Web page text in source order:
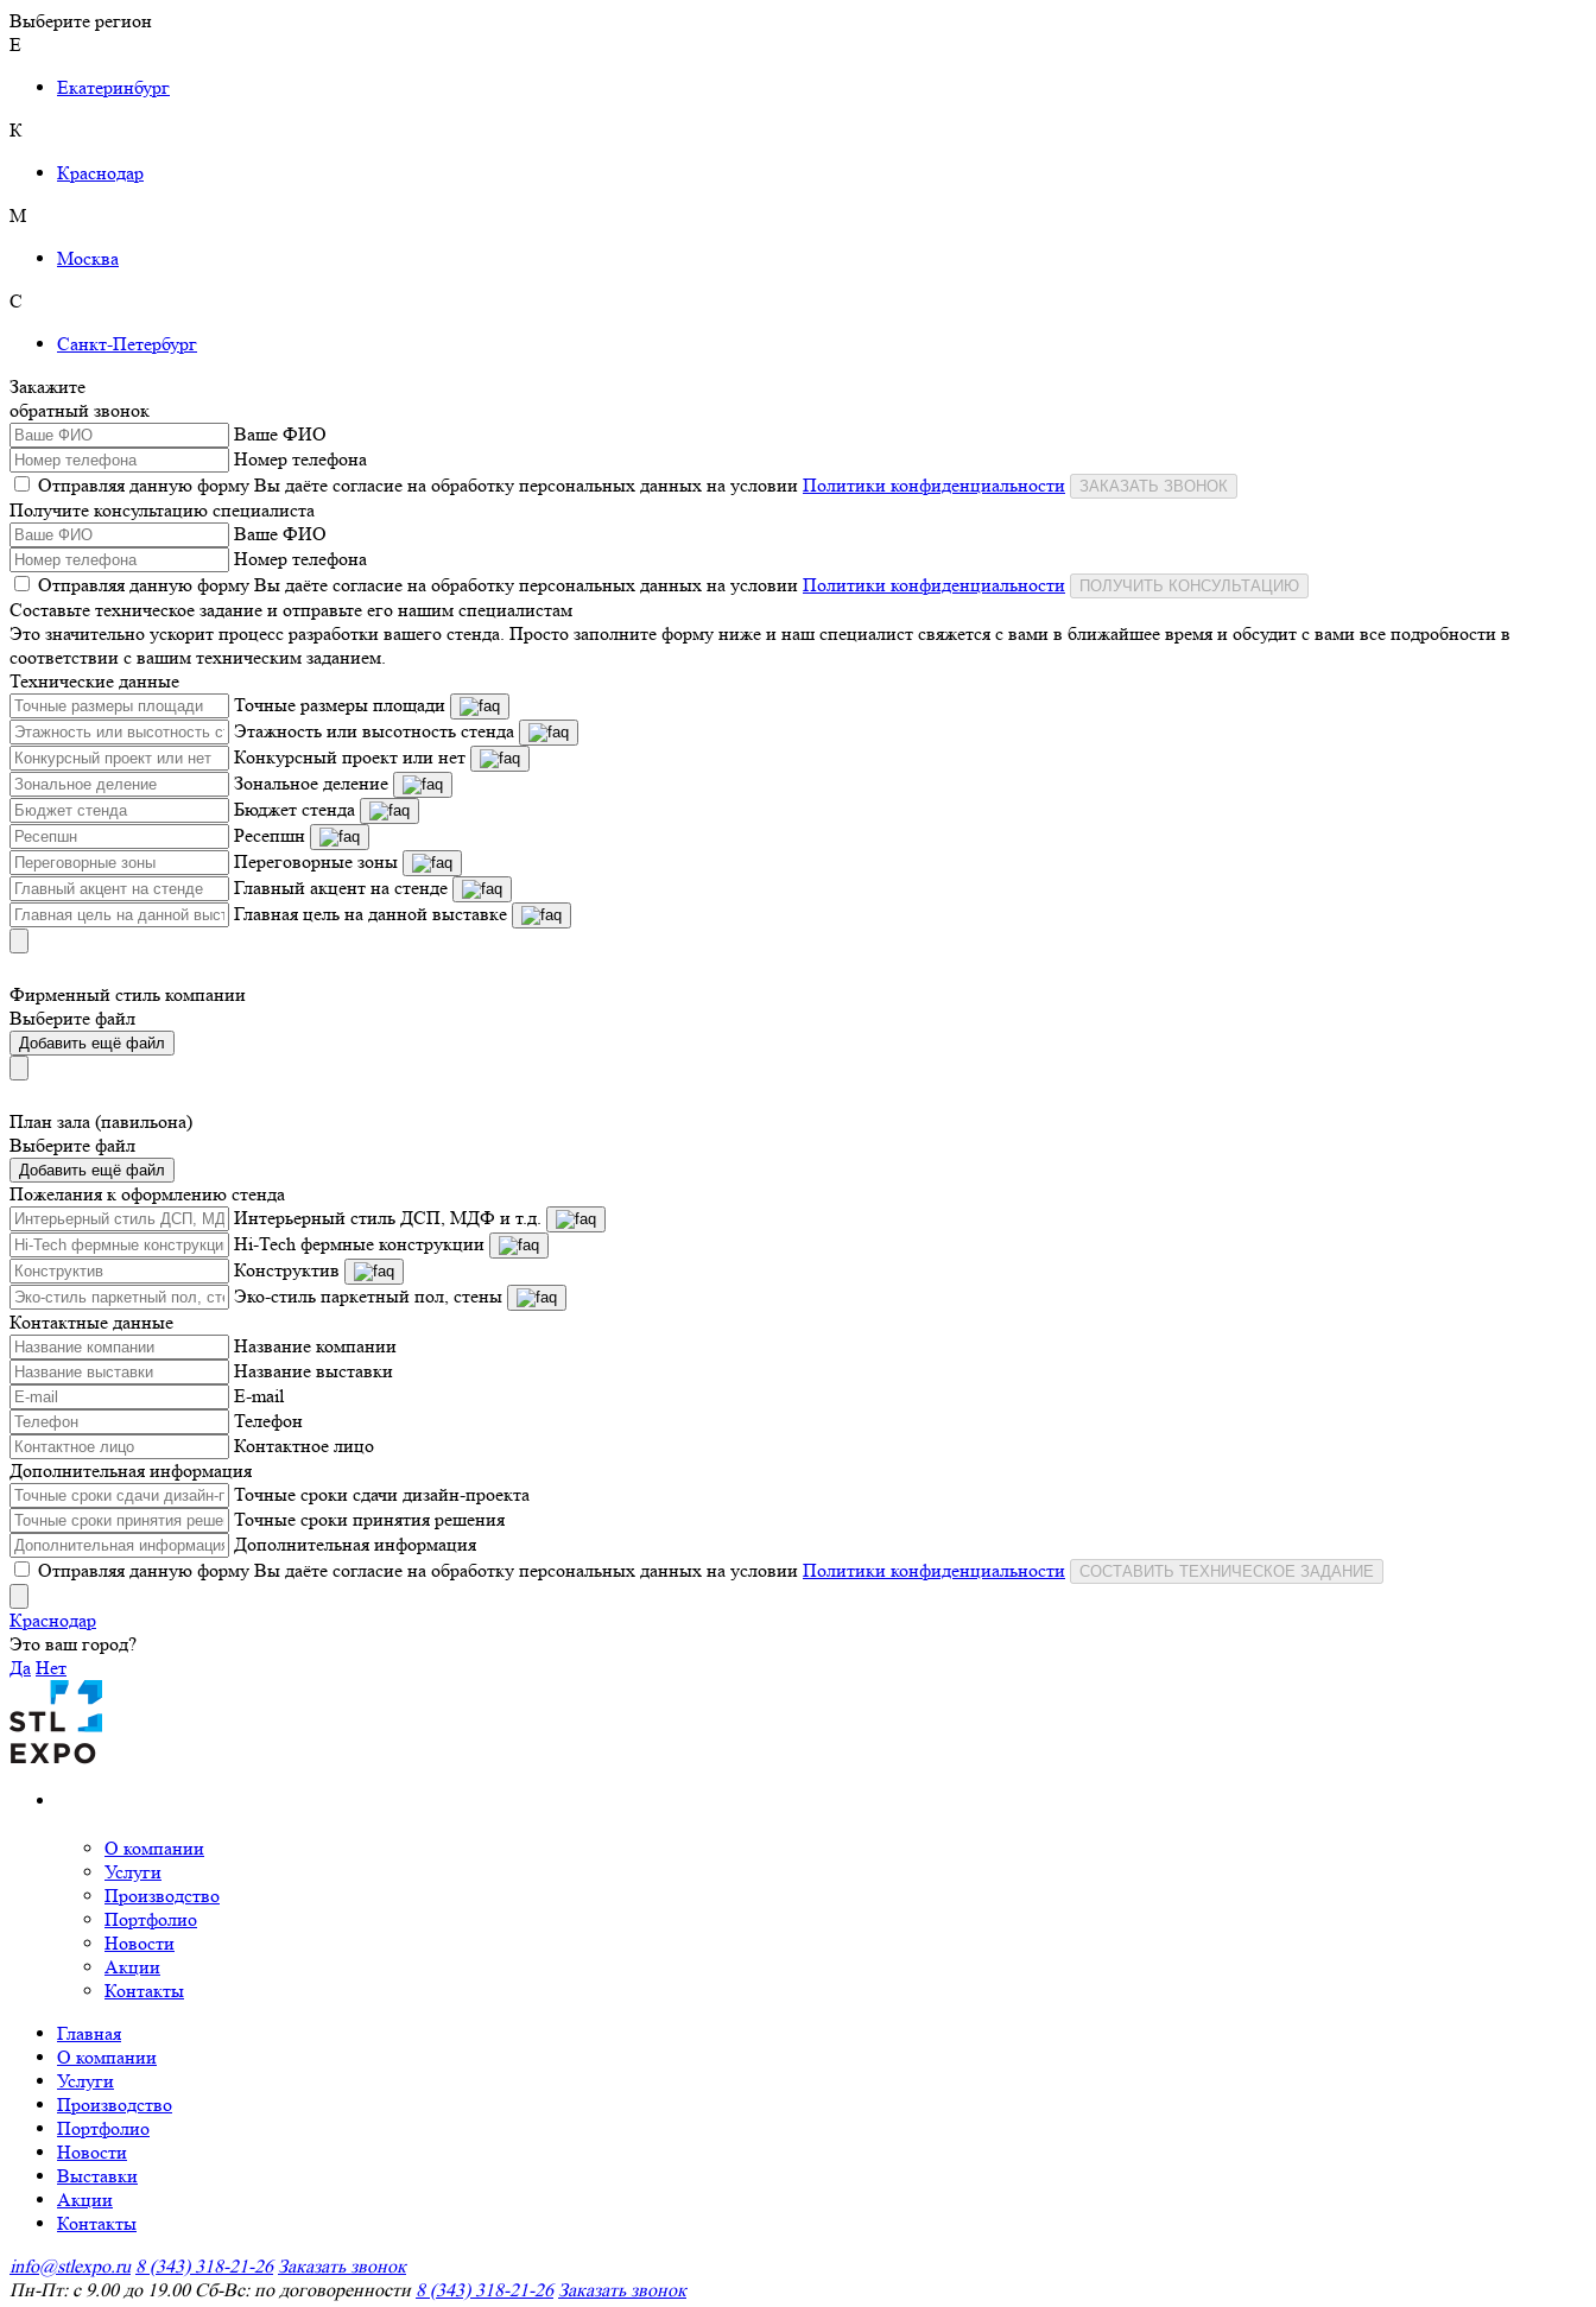
Выберите регион
Е
Екатеринбург
К
Краснодар
М
Москва
С
Санкт-Петербург
Закажите
обратный звонок
Ваше ФИО
Номер телефона
Отправляя данную форму Вы даёте согласие на обработку персональных данных на условии Политики конфиденциальности ЗАКАЗАТЬ ЗВОНОК
Получите консультацию специалиста
Ваше ФИО
Номер телефона
Отправляя данную форму Вы даёте согласие на обработку персональных данных на условии Политики конфиденциальности ПОЛУЧИТЬ КОНСУЛЬТАЦИЮ
Составьте техническое задание и отправьте его нашим специалистам
Это значительно ускорит процесс разработки вашего стенда. Просто заполните форму ниже и наш специалист свяжется с вами в ближайшее время и обсудит с вами все подробности в
соответствии с вашим техническим заданием.
Технические данные
Точные размеры площади
Этажность или высотность стенда
Конкурсный проект или нет
Зональное деление
Бюджет стенда
Ресепшн
Переговорные зоны
Главный акцент на стенде
Главная цель на данной выставке
Фирменный стиль компании
Выберите файл
Добавить ещё файл
План зала (павильона)
Выберите файл
Добавить ещё файл
Пожелания к оформлению стенда
Интерьерный стиль ДСП, МДФ и т.д.
Hi-Tech фермные конструкции
Конструктив
Эко-стиль паркетный пол, стены
Контактные данные
Название компании
Название выставки
E-mail
Телефон
Контактное лицо
Дополнительная информация
Точные сроки сдачи дизайн-проекта
Точные сроки принятия решения
Дополнительная информация
Отправляя данную форму Вы даёте согласие на обработку персональных данных на условии Политики конфиденциальности СОСТАВИТЬ ТЕХНИЧЕСКОЕ ЗАДАНИЕ
Краснодар
Это ваш город?
Да Нет
О компании
Услуги
Производство
Портфолио
Новости
Акции
Контакты
Главная
О компании
Услуги
Производство
Портфолио
Новости
Выставки
Акции
Контакты
info@stlexpo.ru 8 (343) 318-21-26 Заказать звонок
Пн-Пт: с 9.00 до 19.00 Сб-Вс: по договоренности 8 (343) 318-21-26 Заказать звонок